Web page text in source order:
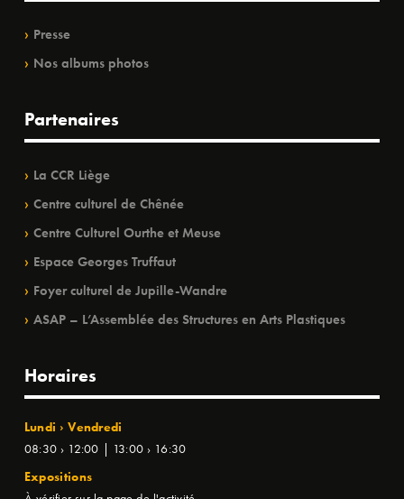
Presse
Nos albums photos
Partenaires
La CCR Liège
Centre culturel de Chênée
Centre Culturel Ourthe et Meuse
Espace Georges Truffaut
Foyer culturel de Jupille-Wandre
ASAP – L’Assemblée des Structures en Arts Plastiques
Horaires
Lundi › Vendredi
08:30 › 12:00 | 13:00 › 16:30
Expositions